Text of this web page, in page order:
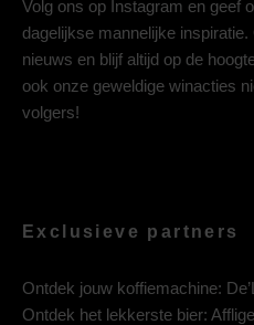
Volg ons op Instagram en geef
dagelijkse mannelijke
nieuws en blijf altijd op de
ook onze geweldige winacties
volgers!
Exclusieve partners
Ontdek jouw koffiemachine:
Ontdek het lekkerste bier: